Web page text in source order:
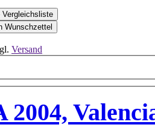
Vergleichsliste
Wunschzettel
Versand
2004,